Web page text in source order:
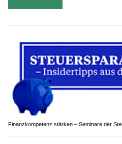
Finanzkompetenz stärken – Seminare der